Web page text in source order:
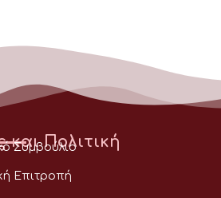
και Πολιτική
Συμβούλιο
Επιτροπή